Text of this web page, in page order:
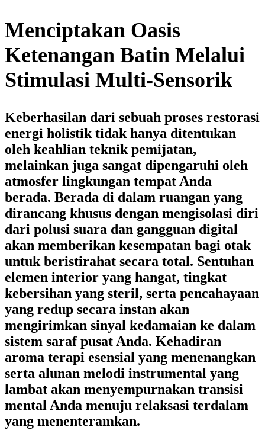
Menciptakan Oasis
Ketenangan Batin Melalui
Stimulasi Multi-Sensorik
Keberhasilan dari sebuah proses restorasi
energi holistik tidak hanya ditentukan
oleh keahlian teknik pemijatan,
melainkan juga sangat dipengaruhi oleh
atmosfer lingkungan tempat Anda
berada. Berada di dalam ruangan yang
dirancang khusus dengan mengisolasi diri
dari polusi suara dan gangguan digital
akan memberikan kesempatan bagi otak
untuk beristirahat secara total. Sentuhan
elemen interior yang hangat, tingkat
kebersihan yang steril, serta pencahayaan
yang redup secara instan akan
mengirimkan sinyal kedamaian ke dalam
sistem saraf pusat Anda. Kehadiran
aroma terapi esensial yang menenangkan
serta alunan melodi instrumental yang
lambat akan menyempurnakan transisi
mental Anda menuju relaksasi terdalam
yang menenteramkan.